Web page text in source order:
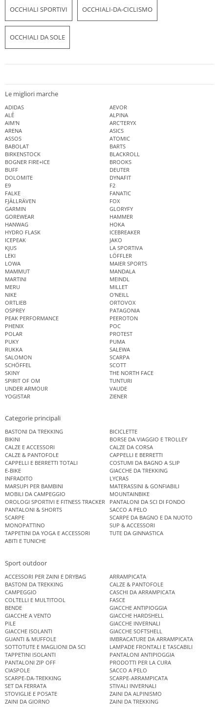
OCCHIALI SPORTIVI OCCHIALI-DA-CICLISMO
OCCHIALI DA SOLE
Le migliori marche
ADIDAS
AEVOR
ALÉ
ALPINA
AIM'N
ARC'TERYX
ARENA
ASICS
ASSOS
ATOMIC
BABOLAT
BARTS
BIRKENSTOCK
BLACKROLL
BOGNER FIRE+ICE
BROOKS
BUFF
DEUTER
DOLOMITE
DYNAFIT
E9
F2
FALKE
FANATIC
FJÄLLRÄVEN
FOX
GARMIN
GLORYFY
GOREWEAR
HAMMER
HANWAG
HOKA
HYDRO FLASK
ICEBREAKER
ICEPEAK
JAKO
KJUS
LA SPORTIVA
LEKI
LÖFFLER
LOWA
MAIER SPORTS
MAMMUT
MANDALA
MARTINI
MEINDL
MERU
MILLET
NIKE
O'NEILL
ORTLIEB
ORTOVOX
OSPREY
PATAGONIA
PEAK PERFORMANCE
PEEROTON
PHENIX
POC
POLAR
PROTEST
PUKY
PUMA
RUKKA
SALEWA
SALOMON
SCARPA
SCHÖFFEL
SCOTT
SKINY
THE NORTH FACE
SPIRIT OF OM
TUNTURI
UNDER ARMOUR
VAUDE
YOGISTAR
ZIENER
Categorie principali
BASTONI DA TREKKING
BICICLETTE
BIKINI
BORSE DA VIAGGIO E TROLLEY
CALZE E ACCESSORI
CALZE DA CORSA
CALZE & PANTOFOLE
CAPPELLI E BERRETTI
CAPPELLI E BERRETTI TOTALI
COSTUMI DA BAGNO A SLIP
E-BIKE
GIACCHE DA TREKKING
INFRADITO
LYCRAS
MARSUPI PER BAMBINI
MATERASSINI & GONFIABILI
MOBILI DA CAMPEGGIO
MOUNTAINBIKE
OROLOGI SPORTIVI E FITNESS TRACKER
PANTALONI DA SCI DI FONDO
PANTALONI & SHORTS
SACCO A PELO
SCARPE
SCARPE DA BAGNO E DA NUOTO
MONOPATTINO
SUP & ACCESSORI
TAPPETINI DA YOGA E ACCESSORI
TUTE DA GINNASTICA
ABITI E TUNICHE
Sport outdoor
ACCESSORI PER ZAINI E DRYBAG
ARRAMPICATA
BASTONI DA TREKKING
CALZE & PANTOFOLE
CAMPEGGIO
CASCHI DA ARRAMPICATA
COLTELLI E MULTITOOL
FASCE
BENDE
GIACCHE ANTIPIOGGIA
GIACCHE A VENTO
GIACCHE HARDSHELL
PILE
GIACCHE INVERNALI
GIACCHE ISOLANTI
GIACCHE SOFTSHELL
GUANTI & MUFFOLE
IMBRACATURE DA ARRAMPICATA
SOTTOTUTE E MAGLIONI DA SCI
LAMPADE FRONTALI E TASCABILI
TAPPETINI ISOLANTI
PANTALONI ANTIPIOGGIA
PANTALONI ZIP OFF
PRODOTTI PER LA CURA
CIASPOLE
SACCO A PELO
SCARPE-DA-TREKKING
SCARPE-ARRAMPICATA
SET DA FERRATA
STIVALI INVERNALI
STOVIGLIE E POSATE
ZAINI DA ALPINISMO
ZAINI DA GIORNO
ZAINI DA TREKKING